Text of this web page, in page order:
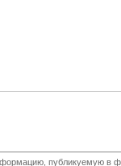
публикуемую